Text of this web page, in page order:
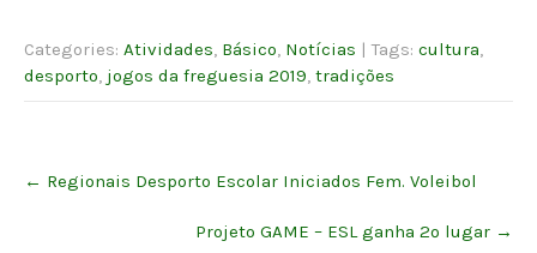
Categories: Atividades, Básico, Notícias | Tags: cultura,
desporto, jogos da freguesia 2019, tradições
navigation
← Regionais Desporto Escolar Iniciados Fem. Voleibol
Projeto GAME – ESL ganha 2º lugar →